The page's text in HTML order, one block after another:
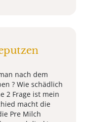
nach dem
? Wie schädlich
2 Frage ist mein
macht die
Pre Milch